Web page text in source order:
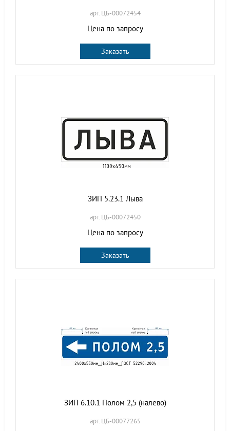
арт. ЦБ-00072454
Цена по запросу
Заказать
ЗИП 5.23.1 Лыва
арт. ЦБ-00072450
Цена по запросу
Заказать
ЗИП 6.10.1 Полом 2,5 (налево)
арт. ЦБ-00077265